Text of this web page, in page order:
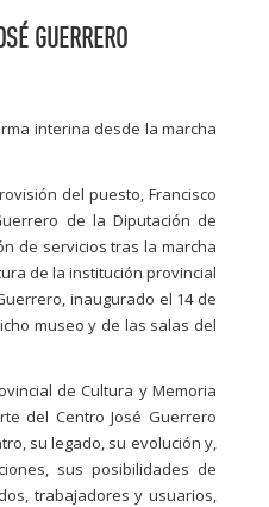
GUERRERO
interina desde la marcha
del puesto, Francisco
de la Diputación de
de servicios tras la marcha
de la institución provincial
inaugurado el 14 de
museo y de las salas del
de Cultura y Memoria
del Centro José Guerrero
su legado, su evolución y,
sus posibilidades de
trabajadores y usuarios,